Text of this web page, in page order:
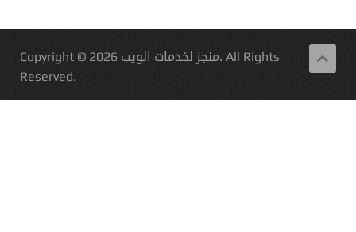
Copyright © 2026 منجز لخدمات الويب. All Rights
Reserved.